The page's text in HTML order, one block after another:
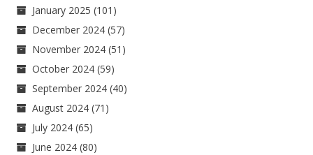
January 2025 (101)
December 2024 (57)
November 2024 (51)
October 2024 (59)
September 2024 (40)
August 2024 (71)
July 2024 (65)
June 2024 (80)